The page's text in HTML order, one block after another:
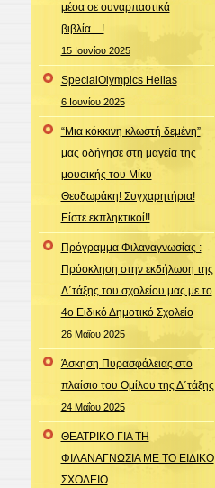
μέσα σε συναρπαστικά
βιβλία…!
15 Ιουνίου 2025
SpecialOlympics Hellas
6 Ιουνίου 2025
“Μια κόκκινη κλωστή δεμένη”
μας οδήγησε στη μαγεία της
μουσικής του Μίκυ
Θεοδωράκη! Συγχαρητήρια!
Είστε εκπληκτικοί!!
Πρόγραμμα Φιλαναγνωσίας :
Πρόσκληση στην εκδήλωση της
Δ΄τάξης του σχολείου μας με το
4ο Ειδικό Δημοτικό Σχολείο
26 Μαΐου 2025
Άσκηση Πυρασφάλειας στο
πλαίσιο του Ομίλου της Δ΄τάξης
24 Μαΐου 2025
ΘΕΑΤΡΙΚΟ ΓΙΑ ΤΗ
ΦΙΛΑΝΑΓΝΩΣΙΑ ΜΕ ΤΟ ΕΙΔΙΚΟ
ΣΧΟΛΕΙΟ